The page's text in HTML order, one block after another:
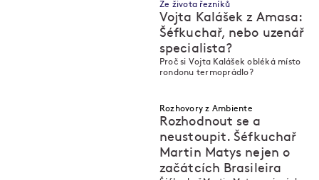
Ze života řezníků
Vojta Kalášek z Amasa:
Šéfkuchař, nebo uzenář
specialista?
Proč si Vojta Kalášek obléká místo
rondonu termoprádlo?
Rozhovory z Ambiente
Rozhodnout se a
neustoupit. Šéfkuchař
Martin Matys nejen o
začátcích Brasileira